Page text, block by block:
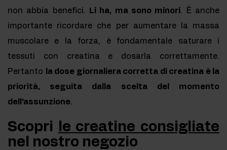
non abbia benefici.
Li ha, ma sono minori. È anche
importante ricordare che per aumentare la massa
muscolare e la forza, è fondamentale saturare i
tessuti con creatina e dosarla correttamente.
Pertanto
la dose giornaliera corretta di creatina è la
priorità, seguita dalla scelta del momento
dell'assunzione.
Scopri
le creatine consigliate
nel nostro negozio